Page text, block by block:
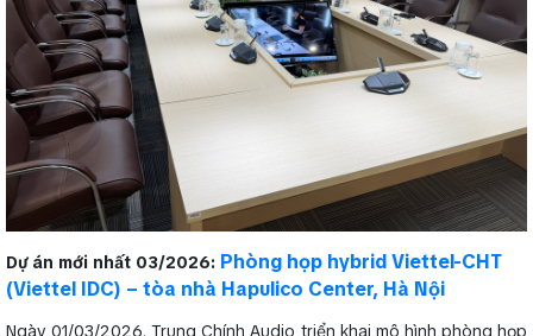
Dự án mới nhất 03/2026: Phòng họp hybrid Viettel-CHT
(Viettel IDC) – tòa nhà Hapulico Center, Hà Nội
Ngày 01/03/2026, Trung Chính Audio triển khai mô hình phòng họp